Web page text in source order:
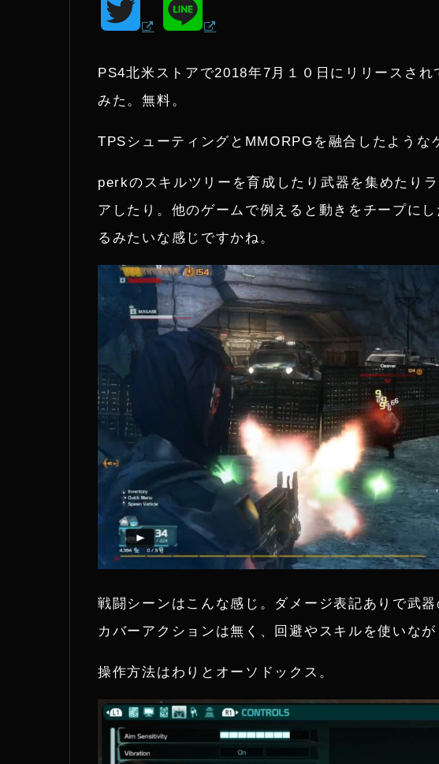
e
r
PS4北米ストアで2018年7月１０日にリリースさ
みた。無料。
TPSシューティングとMMORPGを融合したような
perkのスキルツリーを育成したり武器を集めたり
アしたり。他のゲームで例えると動きをチープに
るみたいな感じですかね。
戦闘シーンはこんな感じ。ダメージ表記ありで武
カバーアクションは無く、回避やスキルを使いなが
操作方法はわりとオーソドックス。